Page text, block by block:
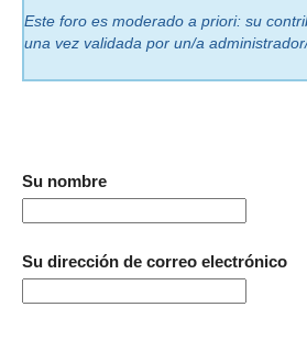
Este foro es moderado a priori: su
una vez validada por un/a
Su nombre
Su dirección de correo electrónico